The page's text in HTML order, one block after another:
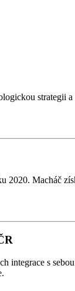
strategii
Macháč
s